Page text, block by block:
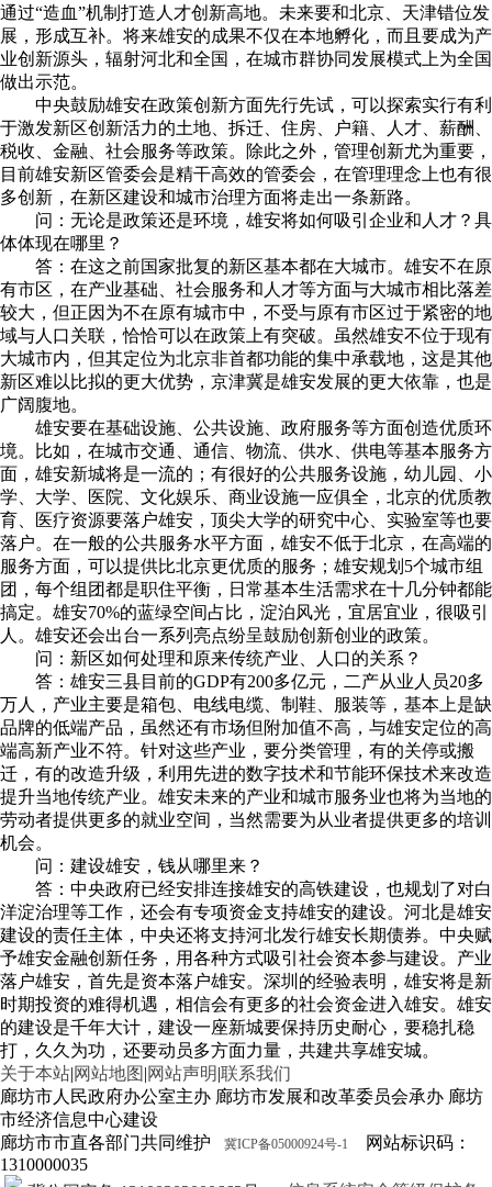
通过“造血”机制打造人才创新高地。未来要和北京、天津错位发
展，形成互补。将来雄安的成果不仅在本地孵化，而且要成为产
业创新源头，辐射河北和全国，在城市群协同发展模式上为全国
做出示范。
中央鼓励雄安在政策创新方面先行先试，可以探索实行有利
于激发新区创新活力的土地、拆迁、住房、户籍、人才、薪酬、
税收、金融、社会服务等政策。除此之外，管理创新尤为重要，
目前雄安新区管委会是精干高效的管委会，在管理理念上也有很
多创新，在新区建设和城市治理方面将走出一条新路。
问：无论是政策还是环境，雄安将如何吸引企业和人才？具
体体现在哪里？
答：在这之前国家批复的新区基本都在大城市。雄安不在原
有市区，在产业基础、社会服务和人才等方面与大城市相比落差
较大，但正因为不在原有城市中，不受与原有市区过于紧密的地
域与人口关联，恰恰可以在政策上有突破。虽然雄安不位于现有
大城市内，但其定位为北京非首都功能的集中承载地，这是其他
新区难以比拟的更大优势，京津冀是雄安发展的更大依靠，也是
广阔腹地。
雄安要在基础设施、公共设施、政府服务等方面创造优质环
境。比如，在城市交通、通信、物流、供水、供电等基本服务方
面，雄安新城将是一流的；有很好的公共服务设施，幼儿园、小
学、大学、医院、文化娱乐、商业设施一应俱全，北京的优质教
育、医疗资源要落户雄安，顶尖大学的研究中心、实验室等也要
落户。在一般的公共服务水平方面，雄安不低于北京，在高端的
服务方面，可以提供比北京更优质的服务；雄安规划5个城市组
团，每个组团都是职住平衡，日常基本生活需求在十几分钟都能
搞定。雄安70%的蓝绿空间占比，淀泊风光，宜居宜业，很吸引
人。雄安还会出台一系列亮点纷呈鼓励创新创业的政策。
问：新区如何处理和原来传统产业、人口的关系？
答：雄安三县目前的GDP有200多亿元，二产从业人员20多
万人，产业主要是箱包、电线电缆、制鞋、服装等，基本上是缺
品牌的低端产品，虽然还有市场但附加值不高，与雄安定位的高
端高新产业不符。针对这些产业，要分类管理，有的关停或搬
迁，有的改造升级，利用先进的数字技术和节能环保技术来改造
提升当地传统产业。雄安未来的产业和城市服务业也将为当地的
劳动者提供更多的就业空间，当然需要为从业者提供更多的培训
机会。
问：建设雄安，钱从哪里来？
答：中央政府已经安排连接雄安的高铁建设，也规划了对白
洋淀治理等工作，还会有专项资金支持雄安的建设。河北是雄安
建设的责任主体，中央还将支持河北发行雄安长期债券。中央赋
予雄安金融创新任务，用各种方式吸引社会资本参与建设。产业
落户雄安，首先是资本落户雄安。深圳的经验表明，雄安将是新
时期投资的难得机遇，相信会有更多的社会资金进入雄安。雄安
的建设是千年大计，建设一座新城要保持历史耐心，要稳扎稳
打，久久为功，还要动员多方面力量，共建共享雄安城。
关于本站|网站地图 |网站声明|联系我们
廊坊市人民政府办公室主办 廊坊市发展和改革委员会承办 廊坊
市经济信息中心建设
廊坊市市直各部门共同维护
冀ICP备05000924号-1
网站标识码：
1310000035